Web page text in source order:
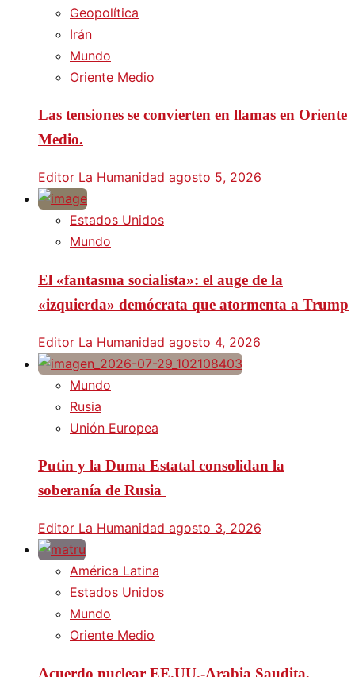
Geopolítica
Irán
Mundo
Oriente Medio
Las tensiones se convierten en llamas en Oriente
Medio.
Editor La Humanidad agosto 5, 2026
Estados Unidos
Mundo
El «fantasma socialista»: el auge de la
«izquierda» demócrata que atormenta a Trump
Editor La Humanidad agosto 4, 2026
Mundo
Rusia
Unión Europea
Putin y la Duma Estatal consolidan la
soberanía de Rusia
Editor La Humanidad agosto 3, 2026
América Latina
Estados Unidos
Mundo
Oriente Medio
Acuerdo nuclear EE.UU.-Arabia Saudita,